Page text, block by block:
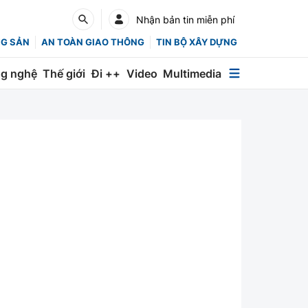
Nhận bản tin miễn phí
SẢN AN TOÀN GIAO THÔNG TIN BỘ XÂY DỰNG
nghệ Thế giới Đi ++ Video Multimedia